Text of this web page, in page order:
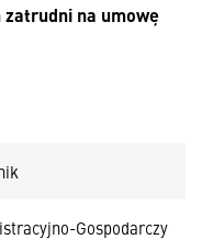
na umowę
Gospodarczy